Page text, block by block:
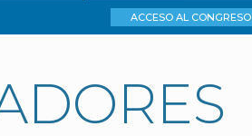
ACCESO AL CONGRESO